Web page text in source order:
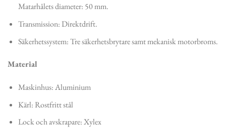
Matarhålets diameter: 50 mm.
Transmission: Direktdrift.
Säkerhetssystem: Tre säkerhetsbrytare samt mekanisk motorbroms.
Material
Maskinhus: Aluminium
Kärl: Rostfritt stål
Lock och avskrapare: Xylex